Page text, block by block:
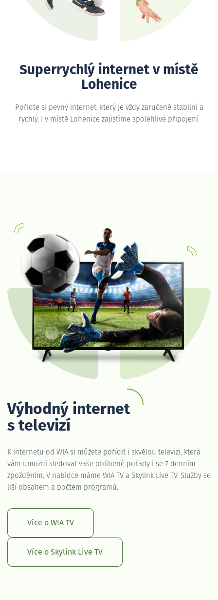
Superrychlý internet v místě
Lohenice
Pořiďte si pevný internet, který je vždy zaručeně stabilní a
rychlý. I v místě Lohenice zajistíme spolehlivé připojení.
Výhodný internet
s televizí
K internetu od WIA si můžete pořídit i skvělou televizi, která
vám umožní sledovat vaše oblíbené pořady i se 7 denním
zpožděním. V nabídce máme WIA TV a Skylink Live TV. Služby se
liší obsahem a počtem programů.
Více o WIA TV
Více o Skylink Live TV